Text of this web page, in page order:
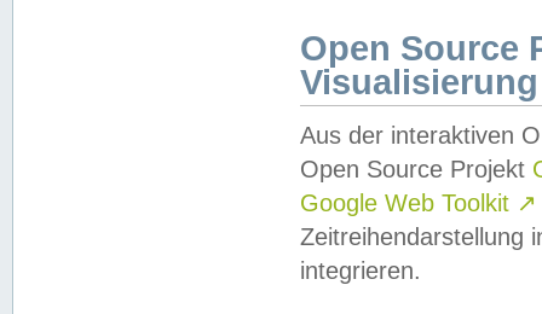
Open Source
Visualisierung
Aus der interaktiven
Open Source Projekt
Google Web Toolkit ↗
Zeitreihendarstellung
integrieren.